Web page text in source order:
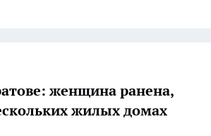
женщина ранена,
жилых домах